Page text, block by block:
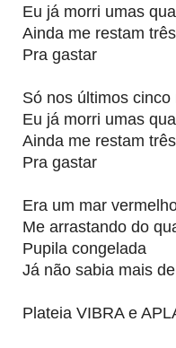
Eu já morri umas
Ainda me restam
Pra gastar
Só nos últimos cinco
Eu já morri umas
Ainda me restam
Pra gastar
Era um mar
Me arrastando do
Pupila congelada
Já não sabia mais
Plateia VIBRA e